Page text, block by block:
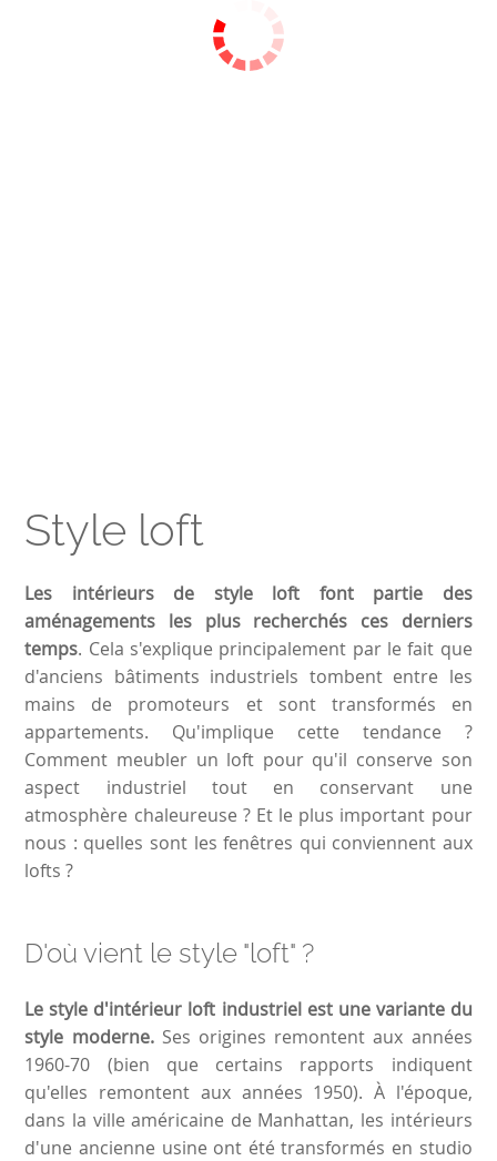
Style loft
Les intérieurs de style loft font partie des
aménagements les plus recherchés ces derniers
temps. Cela s'explique principalement par le fait que
d'anciens bâtiments industriels tombent entre les
mains de promoteurs et sont transformés en
appartements. Qu'implique cette tendance ?
Comment meubler un loft pour qu'il conserve son
aspect industriel tout en conservant une
atmosphère chaleureuse ? Et le plus important pour
nous : quelles sont les fenêtres qui conviennent aux
lofts ?
D'où vient le style "loft" ?
Le style d'intérieur loft industriel est une variante du
style moderne. Ses origines remontent aux années
1960-70 (bien que certains rapports indiquent
qu'elles remontent aux années 1950). À l'époque,
dans la ville américaine de Manhattan, les intérieurs
d'une ancienne usine ont été transformés en studio